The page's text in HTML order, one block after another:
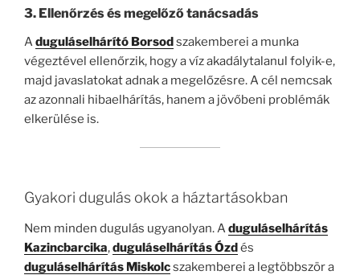
3. Ellenőrzés és megelőző tanácsadás
Aduguláselhárító Borsodszakemberei a munka
végeztével ellenőrzik, hogy a víz akadálytalanul folyik-e,
majd javaslatokat adnak a megelőzésre. A cél nemcsak
az azonnali hibaelhárítás, hanem a jövőbeni problémák
elkerülése is.
Gyakori dugulás okok a háztartásokban
Nem minden dugulás ugyanolyan. A duguláselhárítás
Kazincbarcika,duguláselhárítás Ózdés
duguláselhárítás Miskolcszakemberei a legtöbbször a